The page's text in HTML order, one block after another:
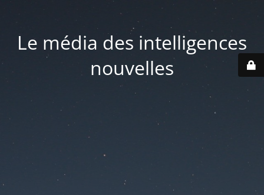
Le média des intelligences
nouvelles